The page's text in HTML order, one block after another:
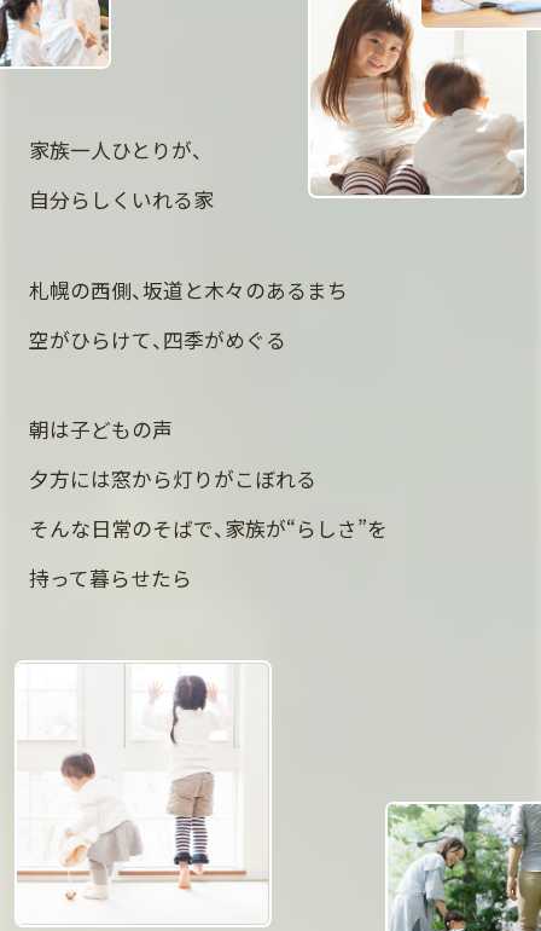
家族一人ひとりが、
自分らしくいれる家
札幌の西側、坂道と木々のあるまち
空がひらけて、四季がめぐる
朝は子どもの声
夕方には窓から灯りがこぼれる
そんな日常のそばで、家族が“らしさ”を
持って暮らせたら